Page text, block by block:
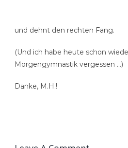
und dehnt den rechten Fang.
(Und ich habe heute schon
Morgengymnastik vergessen …)
Danke, M.H.!